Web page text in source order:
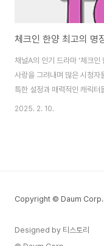
체크인 한양 최고의 명
채널A의 인기 드라마 '체크인
사랑을 그려내며 많은 시청자
특한 설정과 매력적인 캐릭터
'체크인 한양'의 최고의 명장
(김지은), 천준화(정건주), 고
2025. 2. 10.
Copyright © Daum
Designed by 티스토리